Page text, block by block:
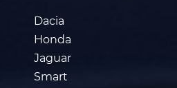
Dacia
Honda
Jaguar
Smart